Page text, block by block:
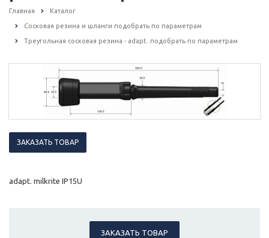
Главная Каталог
Сосковая резина и шланги подобрать по параметрам
Треугольная сосковая резина - adapt. подобрать по параметрам
ЗАКАЗАТЬ ТОВАР
adapt. milkrite IP15U
ЗАКАЗАТЬ ТОВАР